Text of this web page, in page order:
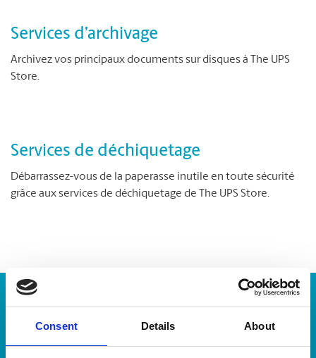
Consent Details About
Services d’archivage
Archivez vos principaux documents sur disques à The UPS
Store.
Services de déchiquetage
Débarrassez-vous de la paperasse inutile en toute sécurité
grâce aux services de déchiquetage de The UPS Store.
Numéro de suivi :